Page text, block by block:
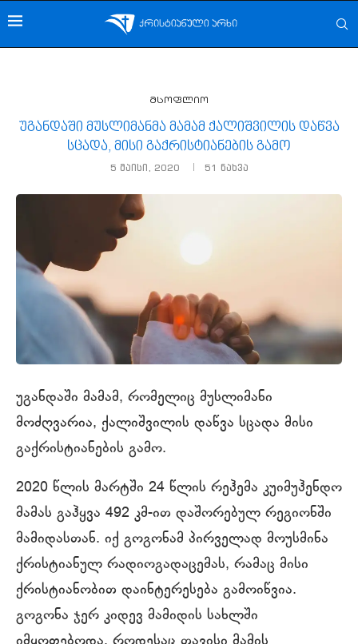
მსოფლიო
უგანდაში მუსლიმანმა მამამ ქალიშვილის დაწვა
სცადა, მისი გაქრისტიანების გამო
5 მაისი, 2020 51 ნახვა
უგანდაში მამამ, რომელიც მუსლიმანი
მოძღვარია, ქალიშვილის დაწვა სცადა მისი
გაქრისტიანების გამო.
2020 წლის მარტში 24 წლის რეჰემა კუიმუჰენდო
მამას გაჰყვა 492 კმ-ით დაშორებულ რეგიონში
მამიდასთან. იქ გოგონამ პირველად მოუსმინა
ქრისტიანულ რადიოგადაცემას, რამაც მისი
ქრისტიანობით დაინტერესება გამოიწვია.
გოგონა ჯერ კიდევ მამიდის სახლში